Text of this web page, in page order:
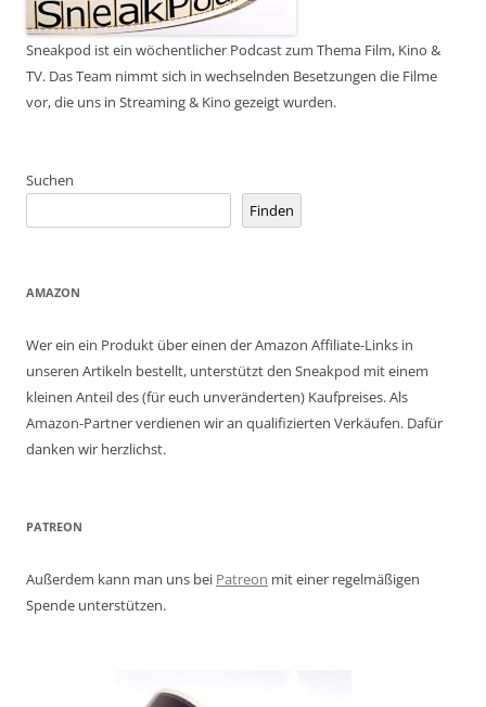
Sneakpod ist ein wöchentlicher Podcast zum Thema Film, Kino &
TV. Das Team nimmt sich in wechselnden Besetzungen die Filme
vor, die uns in Streaming & Kino gezeigt wurden.
Suchen
Finden
AMAZON
Wer ein ein Produkt über einen der Amazon Affiliate-Links in
unseren Artikeln bestellt, unterstützt den Sneakpod mit einem
kleinen Anteil des (für euch unveränderten) Kaufpreises. Als
Amazon-Partner verdienen wir an qualifizierten Verkäufen. Dafür
danken wir herzlichst.
PATREON
Außerdem kann man uns bei Patreon mit einer regelmäßigen
Spende unterstützen.